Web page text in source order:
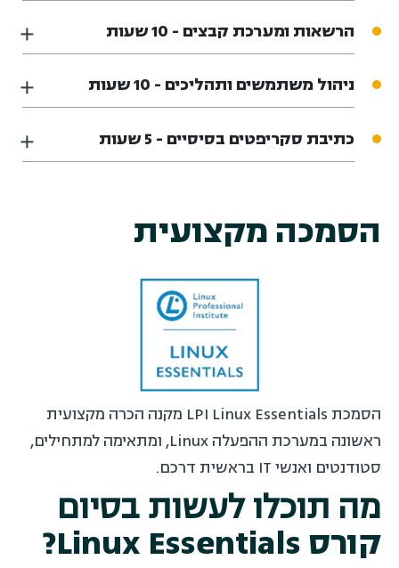
הרשאות ומערכת קבצים - 10 שעות
ניהול משתמשים ותהליכים - 10 שעות
כתיבת סקריפטים בסיסיים - 5 שעות
הסמכה מקצועית
הסמכת LPI Linux Essentials מקנה הכרה מקצועית
ראשונה במערכת ההפעלה Linux, ומתאימה למתחילים,
סטודנטים ואנשי IT בראשית דרכם.
מה תוכלו לעשות בסיום
קורס Linux Essentials?